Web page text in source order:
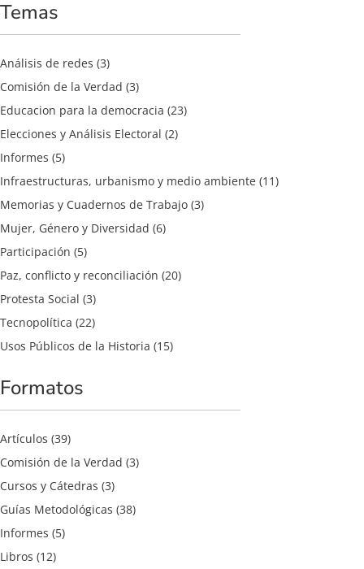
Temas
Análisis de redes (3)
Comisión de la Verdad (3)
Educacion para la democracia (23)
Elecciones y Análisis Electoral (2)
Informes (5)
Infraestructuras, urbanismo y medio ambiente (11)
Memorias y Cuadernos de Trabajo (3)
Mujer, Género y Diversidad (6)
Participación (5)
Paz, conflicto y reconciliación (20)
Protesta Social (3)
Tecnopolítica (22)
Usos Públicos de la Historia (15)
Formatos
Artículos (39)
Comisión de la Verdad (3)
Cursos y Cátedras (3)
Guías Metodológicas (38)
Informes (5)
Libros (12)